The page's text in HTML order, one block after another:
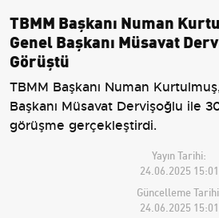
TBMM Başkanı Numan
Genel Başkanı Müsavat
Görüştü
TBMM Başkanı Numan
Başkanı Müsavat Dervişoğlu ile
görüşme gerçekleştirdi.
Yayın Tarihi:
24.06.2025 15:01
Güncelleme
24.06.2025 15:01